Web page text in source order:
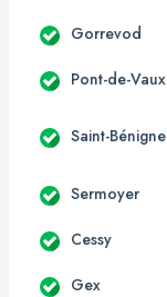
Gorrevod
Pont-de-Vaux
Saint-Bénigne
Sermoyer
Cessy
Gex